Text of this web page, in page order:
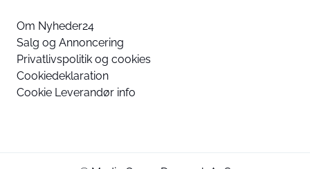
Om Nyheder24
Salg og Annoncering
Privatlivspolitik og cookies
Cookiedeklaration
Cookie Leverandør info